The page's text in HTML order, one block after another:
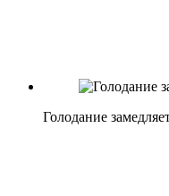
Голодание